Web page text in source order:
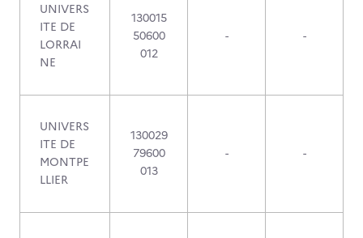
UNIVERS
ITE DE
LORRAI
NE
130015
50600
012
- -
UNIVERS
ITE DE
MONTPE
LLIER
130029
79600
013
- -